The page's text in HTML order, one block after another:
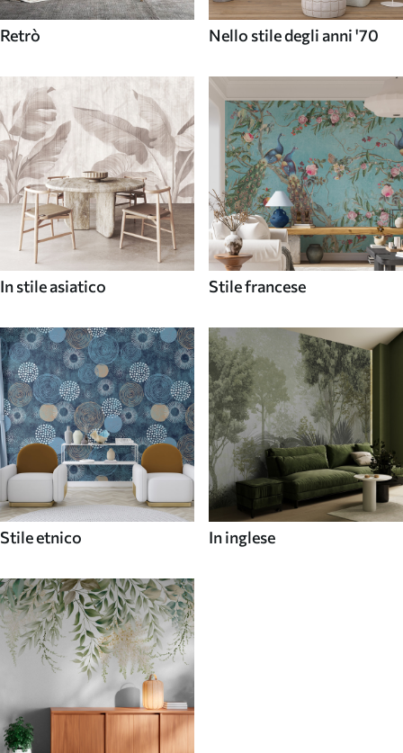
Retrò Nello stile degli anni '70
In stile asiatico Stile francese
Stile etnico In inglese